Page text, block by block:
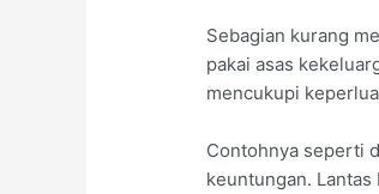
Sebagian kurang
pakai asas
mencukupi
Contohnya seperti
keuntungan.